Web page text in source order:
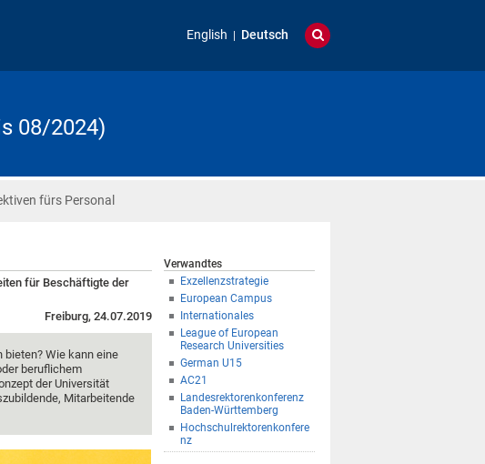
English Deutsch
08/2024)
fürs Personal
für Beschäftigte der
Freiburg, 24.07.2019
Wie kann eine
beruflichem
der Universität
Mitarbeitende
Verwandtes
Exzellenzstrategie
European Campus
Internationales
League of European
Research Universities
German U15
AC21
Landesrektorenkonferenz
Baden-Württemberg
Hochschulrektorenkonfere
nz